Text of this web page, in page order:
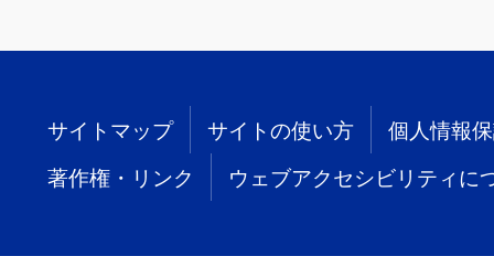
サイトマップ サイトの使い方 個人情報
著作権・リンク ウェブアクセシビリティに